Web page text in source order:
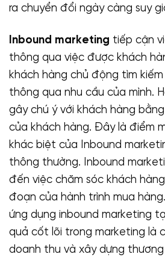
ra chuyển đổi ngày càng suy
Inbound marketing tiếp cận
thông qua việc được khách
khách hàng chủ động tìm
thông qua nhu cầu của mình.
gây chú ý với khách hàng
của khách hàng. Đây là điểm
khác biệt của Inbound
thông thường. Inbound
đến việc chăm sóc khách
đoạn của hành trình mua
ứng dụng inbound marketing
quả cốt lõi trong marketing là
doanh thu và xây dựng thương